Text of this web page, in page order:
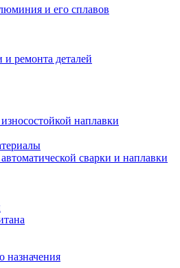
и его сплавов
ремонта деталей
наплавки
сварки и наплавки
назначения